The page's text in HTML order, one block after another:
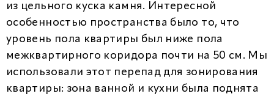
из цельного куска камня. Интересной
особенностью пространства было то, что
уровень пола квартиры был ниже пола
межквартирного коридора почти на 50 см. Мы
использовали этот перепад для зонирования
квартиры: зона ванной и кухни была поднята